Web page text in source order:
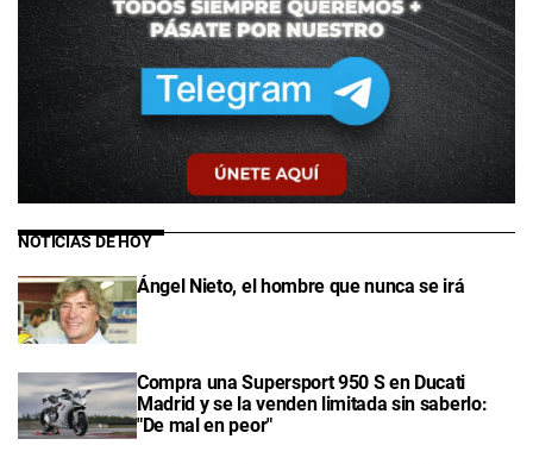
NOTICIAS DE HOY
Ángel Nieto, el hombre que nunca se irá
Compra una Supersport 950 S en Ducati
Madrid y se la venden limitada sin saberlo:
"De mal en peor"